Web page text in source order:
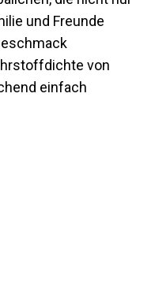
und Freunde
von
einfach